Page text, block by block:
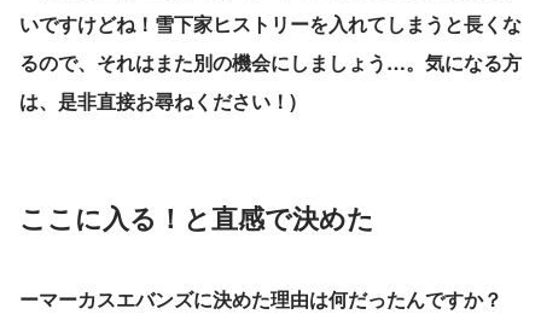
いですけどね！雪下家ヒストリーを入れてしまうと長くな
るので、それはまた別の機会にしましょう…。気になる方
は、是非直接お尋ねください！)
ここに入る！と直感で決めた
ーマーカスエバンズに決めた理由は何だったんですか？